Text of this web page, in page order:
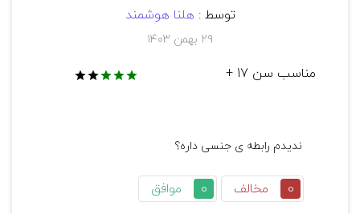
توسط : هلنا هوشمند
۲۹ بهمن ۱۴۰۳
مناسب سن 17 +
0 موافق 0 مخالف